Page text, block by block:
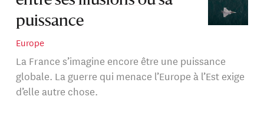
puissance
Europe
La France s’imagine encore être une puissance
globale. La guerre qui menace l’Europe à l’Est exige
d’elle autre chose.